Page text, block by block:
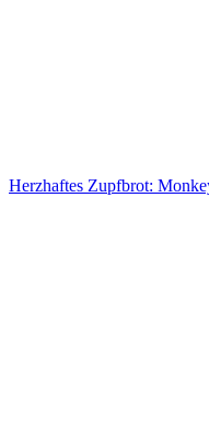
Herzhaftes Zupfbrot: